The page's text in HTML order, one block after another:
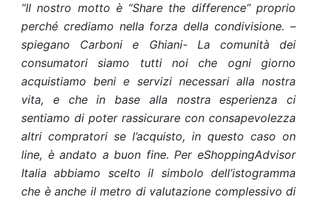
“Il nostro motto è “Share the difference” proprio
perché crediamo nella forza della condivisione. –
spiegano Carboni e Ghiani- La comunità dei
consumatori siamo tutti noi che ogni giorno
acquistiamo beni e servizi necessari alla nostra
vita, e che in base alla nostra esperienza ci
sentiamo di poter rassicurare con consapevolezza
altri compratori se l’acquisto, in questo caso on
line, è andato a buon fine. Per eShoppingAdvisor
Italia abbiamo scelto il simbolo dell’istogramma
che è anche il metro di valutazione complessivo di